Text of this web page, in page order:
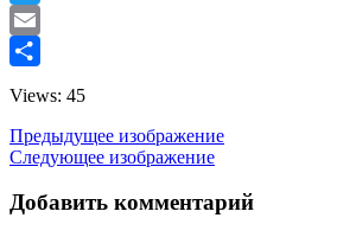
Twitter
Email
Views: 45
Предыдущее изображение
Следующее изображение
Добавить комментарий